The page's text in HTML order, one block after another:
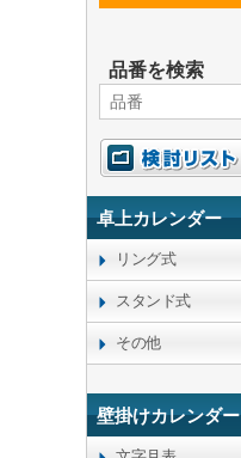
品番を検索
卓上カレンダー
リング式
スタンド式
その他
壁掛けカレンダー